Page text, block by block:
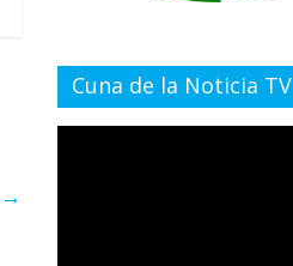
→
Cuna de la Noticia TV